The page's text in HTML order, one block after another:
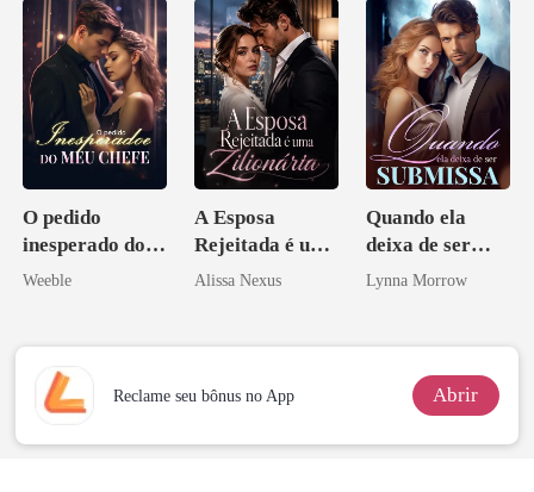
O pedido
inesperado do
meu chefe
Weeble
A Esposa
Rejeitada é uma
Zilionária
Alissa Nexus
Quando ela
deixa de ser
submissa
Lynna Morrow
Reclame seu bônus no App Abrir